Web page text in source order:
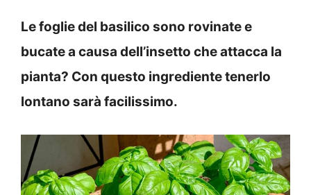
Le foglie del basilico sono rovinate e
bucate a causa dell’insetto che attacca la
pianta? Con questo ingrediente tenerlo
lontano sarà facilissimo.